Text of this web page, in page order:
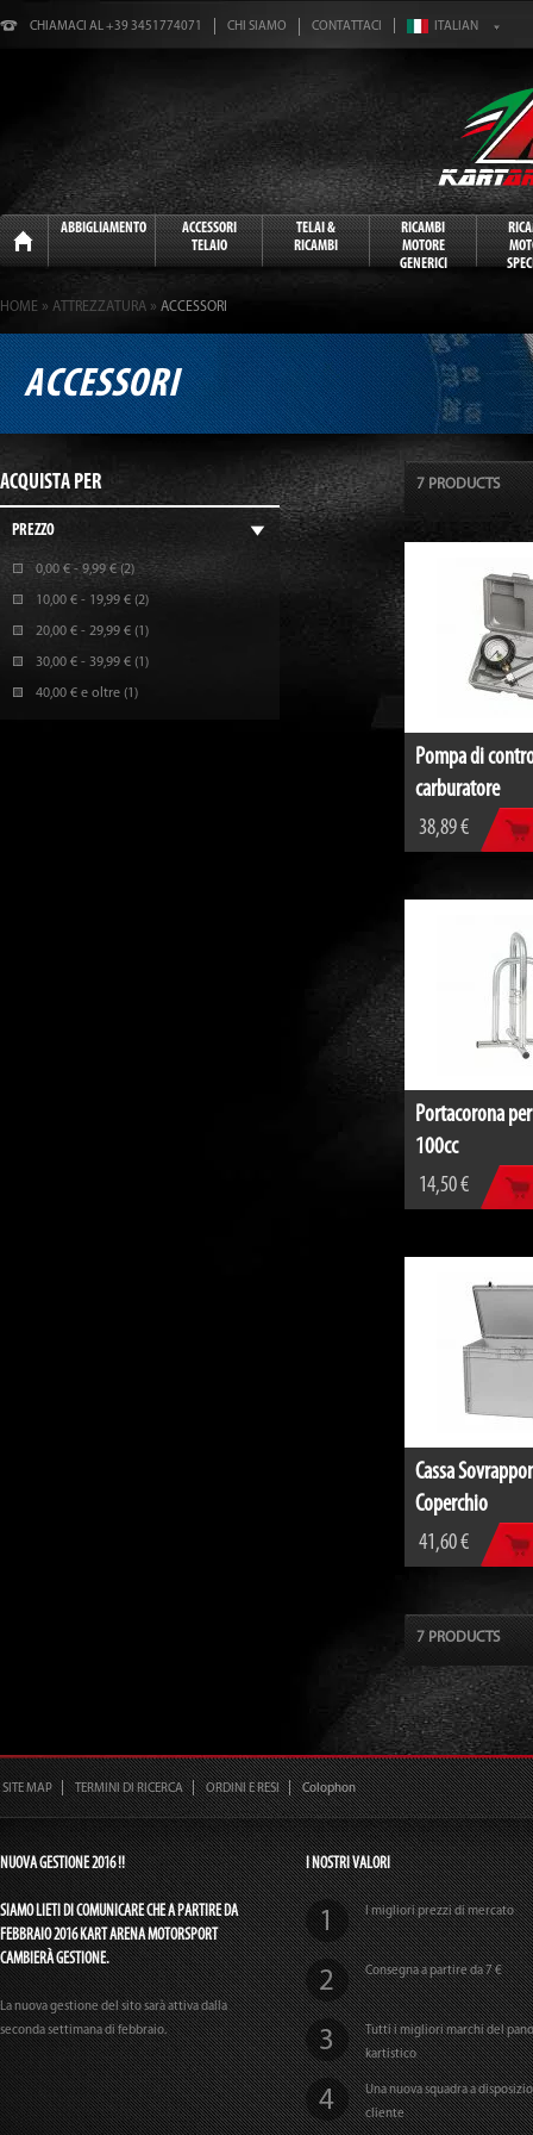
CHIAMACI AL +39 3451774071 CHI SIAMO CONTATTACI
Home
ABBIGLIAMENTO
ACCESSORI
TELAIO
TELAI &
RICAMBI
RICAMBI
MOTORE
GENERICI
HOME » ATTREZZATURA » ACCESSORI
ACCESSORI
7 PRODUCTS
Pompa di
carburatore
38,89 €
Portacorona
100cc
14,50 €
Cassa
Coperchio
41,60 €
7 PRODUCTS
ACQUISTA PER
PREZZO
0,00 €-9,99 €(2)
10,00 € - 19,99 € (2)
20,00 € - 29,99 € (1)
30,00 € - 39,99 € (1)
40,00 € e oltre (1)
SITE MAP TERMINI DI RICERCA ORDINI E RESI Colophon
NUOVA GESTIONE 2016 !!
SIAMO LIETI DI COMUNICARE CHE A PARTIRE DA
FEBBRAIO 2016 KART ARENA MOTORSPORT
CAMBIERÀ GESTIONE.
La nuova gestione del sito sarà attiva dalla
seconda settimana di febbraio.
I NOSTRI VALORI
I migliori prezzi di mercato
Consegna a partire da 7 €
Tutti i migliori marchi del
kartistico
Una nuova squadra a
cliente